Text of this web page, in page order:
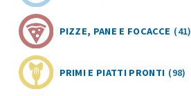
PIZZE, PANE E FOCACCE (41)
PRIMI E PIATTI PRONTI (98)